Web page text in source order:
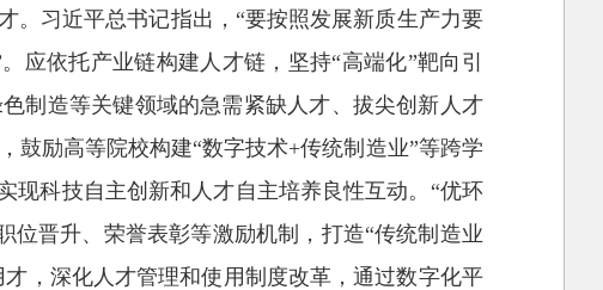
。习近平总书记指出，“要按照发展新质生产力要
应依托产业链构建人才链，坚持“高端化”靶向引
制造等关键领域的急需紧缺人才、拔尖创新人才
鼓励高等院校构建“数字技术+传统制造业”等跨学
现科技自主创新和人才自主培养良性互动。“优环
晋升、荣誉表彰等激励机制，打造“传统制造业
，深化人才管理和使用制度改革，通过数字化平